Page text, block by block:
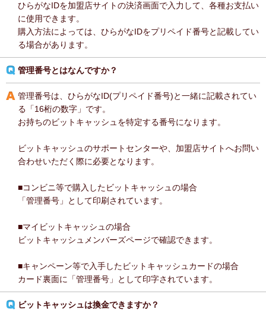
ひらがなIDを加盟店サイトの決済画面で入力して、各種お支払い
に使用できます。
購入方法によっては、ひらがなIDをプリペイド番号と記載してい
る場合があります。
管理番号とはなんですか？
管理番号は、ひらがなID(プリペイド番号)と一緒に記載されてい
る「16桁の数字」です。
お持ちのビットキャッシュを特定する番号になります。
ビットキャッシュのサポートセンターや、加盟店サイトへお問い
合わせいただく際に必要となります。
■コンビニ等で購入したビットキャッシュの場合
「管理番号」として印刷されています。
■マイビットキャッシュの場合
ビットキャッシュメンバーズページで確認できます。
■キャンペーン等で入手したビットキャッシュカードの場合
カード裏面に「管理番号」として印字されています。
ビットキャッシュは換金できますか？